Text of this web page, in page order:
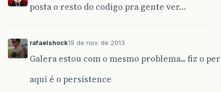
posta o resto do codigo pra gente ver…
rafaelshock19 de nov. de 2013
Galera estou com o mesmo problema... fiz o
aqui é o persistence